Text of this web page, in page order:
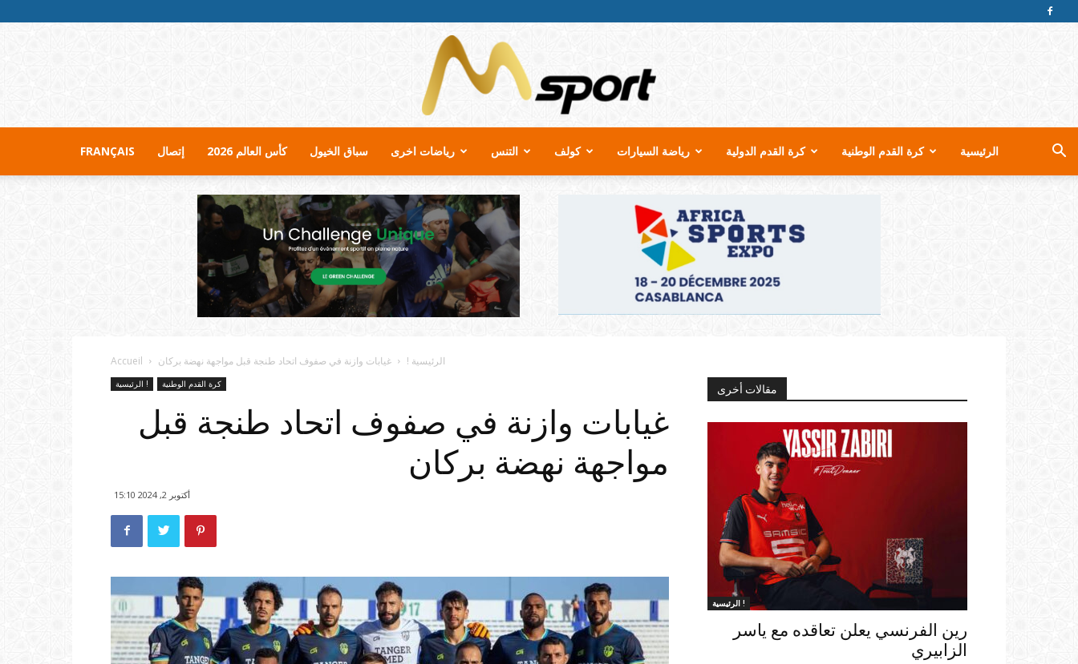
MSport.ma
FRANÇAIS إتصال كأس العالم 2026 سباق الخيول رياضات اخرى التنس كولف رياضة السيارات كرة القدم الدولية كرة القدم الوطنية الرئيسية
Accueil الرئيسية ! غيابات وازنة في صفوف اتحاد طنجة قبل مواجهة نهضة بركان
الرئيسية ! كرة القدم الوطنية
غيابات وازنة في صفوف اتحاد طنجة قبل
مواجهة نهضة بركان
أكتوبر 2, 2024 15:10
مقالات أخرى
الرئيسية !
رين الفرنسي يعلن تعاقده مع ياسر
الزابيري